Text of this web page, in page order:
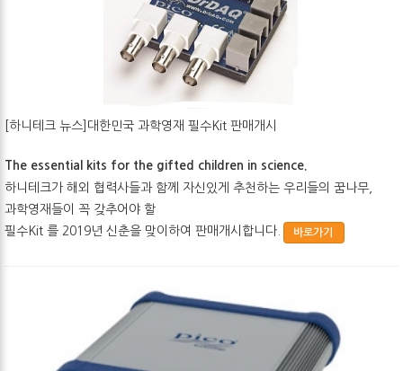
[하니테크 뉴스]대한민국 과학영재 필수Kit 판매개시
The essential kits for the gifted children in science.
하니테크가 해외 협력사들과 함께 자신있게 추천하는 우리들의 꿈나무,
과학영재들이 꼭 갖추어야 할
필수Kit 를 2019년 신춘을 맞이하여 판매개시합니다.
바로가기